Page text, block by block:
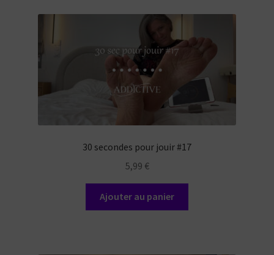
ancien
30 secondes pour jouir #17
5,99 €
Ajouter au panier